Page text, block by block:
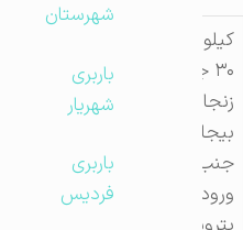
۳۰ جاده
به
درب
شهرستان
باربری
شهریار
باربری
فردیس